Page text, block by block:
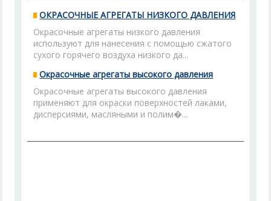
ОКРАСОЧНЫЕ АГРЕГАТЫ НИЗКОГО ДАВЛЕНИЯ
Окрасочные агрегаты низкого давления
используют для нанесения с помощью сжатого
сухого горячего воздуха низкого да...
Окрасочные агрегаты высокого давления
Окрасочные агрегаты высокого давления
применяют для окраски поверхностей лаками,
дисперсиями, масляными и полим�...